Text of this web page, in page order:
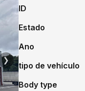
❯
ID
Estado
Ano
tipo de vehículo
Body type